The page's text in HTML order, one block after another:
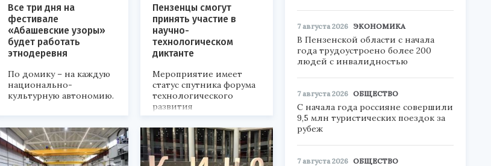
Все три дня на
фестивале
«Абашевские узоры»
будет работать
этнодеревня
По домику – на каждую
национально-
культурную автономию.
Пензенцы смогут
принять участие в
научно-
технологическом
диктанте
Мероприятие имеет
статус спутника форума
технологического
развития
«Технопром-2026».
7 августа 2026 ЭКОНОМИКА
В Пензенской области с начала
года трудоустроено более 200
людей с инвалидностью
7 августа 2026 ОБЩЕСТВО
С начала года россияне совершили
9,5 млн туристических поездок за
рубеж
7 августа 2026 ОБЩЕСТВО